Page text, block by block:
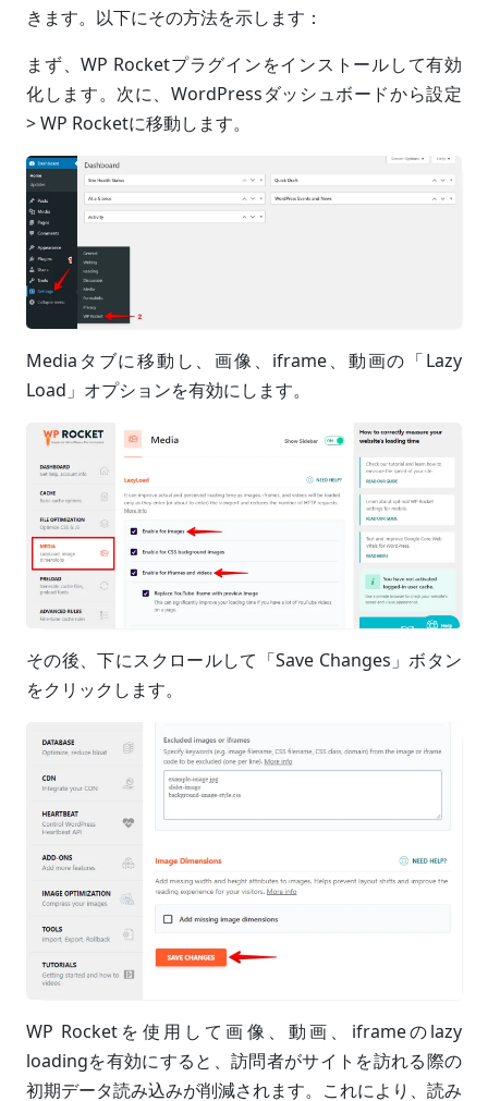
きます。以下にその方法を示します：
まず、WP Rocketプラグインをインストールして有効
化します。次に、WordPressダッシュボードから設定
> WP Rocketに移動します。
Mediaタブに移動し、画像、iframe、動画の「Lazy
Load」オプションを有効にします。
その後、下にスクロールして「Save Changes」ボタン
をクリックします。
WP Rocketを使用して画像、動画、iframeのlazy
loadingを有効にすると、訪問者がサイトを訪れる際の
初期データ読み込みが削減されます。これにより、読み